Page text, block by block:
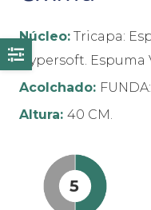
Núcleo: Tricapa:
Hypersoft. Espuma
Acolchado:
Altura: 40 CM.
5